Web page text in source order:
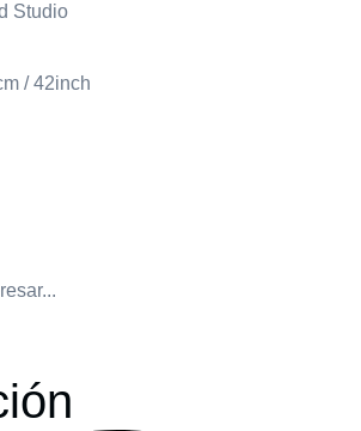
Studio
/ 42inch